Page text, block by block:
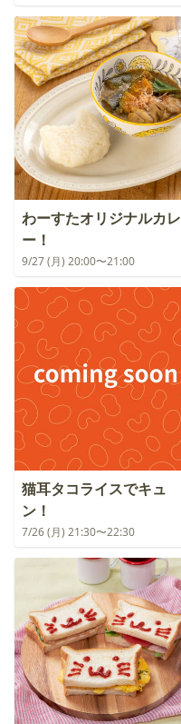
わーすたオリジナルカレ
ー！
9/27 (月) 20:00〜21:00
猫耳タコライスでキュ
ン！
7/26 (月) 21:30〜22:30